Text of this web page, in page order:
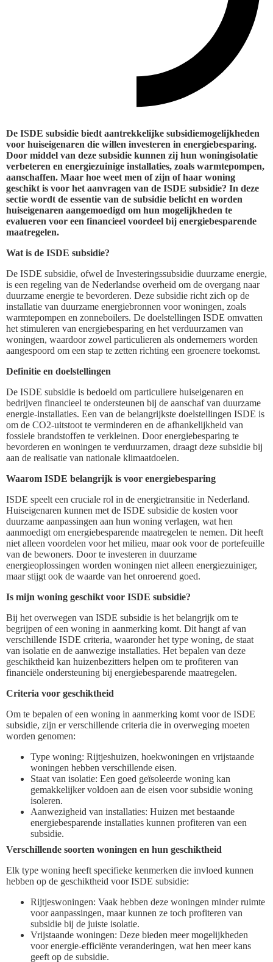
De ISDE subsidie biedt aantrekkelijke subsidiemogelijkheden
voor huiseigenaren die willen investeren in energiebesparing.
Door middel van deze subsidie kunnen zij hun woningisolatie
verbeteren en energiezuinige installaties, zoals warmtepompen,
aanschaffen. Maar hoe weet men of zijn of haar woning
geschikt is voor het aanvragen van de ISDE subsidie? In deze
sectie wordt de essentie van de subsidie belicht en worden
huiseigenaren aangemoedigd om hun mogelijkheden te
evalueren voor een financieel voordeel bij energiebesparende
maatregelen.
Wat is de ISDE subsidie?
De ISDE subsidie, ofwel de Investeringssubsidie duurzame energie,
is een regeling van de Nederlandse overheid om de overgang naar
duurzame energie te bevorderen. Deze subsidie richt zich op de
installatie van duurzame energiebronnen voor woningen, zoals
warmtepompen en zonneboilers. De doelstellingen ISDE omvatten
het stimuleren van energiebesparing en het verduurzamen van
woningen, waardoor zowel particulieren als ondernemers worden
aangespoord om een stap te zetten richting een groenere toekomst.
Definitie en doelstellingen
De ISDE subsidie is bedoeld om particuliere huiseigenaren en
bedrijven financieel te ondersteunen bij de aanschaf van duurzame
energie-installaties. Een van de belangrijkste doelstellingen ISDE is
om de CO2-uitstoot te verminderen en de afhankelijkheid van
fossiele brandstoffen te verkleinen. Door energiebesparing te
bevorderen en woningen te verduurzamen, draagt deze subsidie bij
aan de realisatie van nationale klimaatdoelen.
Waarom ISDE belangrijk is voor energiebesparing
ISDE speelt een cruciale rol in de energietransitie in Nederland.
Huiseigenaren kunnen met de ISDE subsidie de kosten voor
duurzame aanpassingen aan hun woning verlagen, wat hen
aanmoedigt om energiebesparende maatregelen te nemen. Dit heeft
niet alleen voordelen voor het milieu, maar ook voor de portefeuille
van de bewoners. Door te investeren in duurzame
energieoplossingen worden woningen niet alleen energiezuiniger,
maar stijgt ook de waarde van het onroerend goed.
Is mijn woning geschikt voor ISDE subsidie?
Bij het overwegen van ISDE subsidie is het belangrijk om te
begrijpen of een woning in aanmerking komt. Dit hangt af van
verschillende ISDE criteria, waaronder het type woning, de staat
van isolatie en de aanwezige installaties. Het bepalen van deze
geschiktheid kan huizenbezitters helpen om te profiteren van
financiële ondersteuning bij energiebesparende maatregelen.
Criteria voor geschiktheid
Om te bepalen of een woning in aanmerking komt voor de ISDE
subsidie, zijn er verschillende criteria die in overweging moeten
worden genomen:
Type woning: Rijtjeshuizen, hoekwoningen en vrijstaande
woningen hebben verschillende eisen.
Staat van isolatie: Een goed geïsoleerde woning kan
gemakkelijker voldoen aan de eisen voor subsidie woning
isoleren.
Aanwezigheid van installaties: Huizen met bestaande
energiebesparende installaties kunnen profiteren van een
subsidie.
Verschillende soorten woningen en hun geschiktheid
Elk type woning heeft specifieke kenmerken die invloed kunnen
hebben op de geschiktheid voor ISDE subsidie:
Rijtjeswoningen: Vaak hebben deze woningen minder ruimte
voor aanpassingen, maar kunnen ze toch profiteren van
subsidie bij de juiste isolatie.
Vrijstaande woningen: Deze bieden meer mogelijkheden
voor energie-efficiënte veranderingen, wat hen meer kans
geeft op de subsidie.